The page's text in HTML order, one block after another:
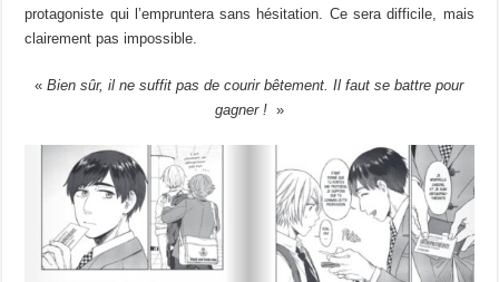
protagoniste qui l’empruntera sans hésitation. Ce sera difficile, mais
clairement pas impossible.
«Bien sûr, il ne suffit pas de courir bêtement. Il faut se battre pour
gagner ! »